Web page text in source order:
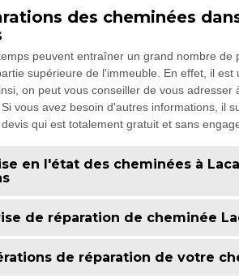
des cheminées
peuvent entraîner un grand nombre
supérieure de l'immeuble. En effet, il
on peut vous conseiller de vous
vous avez besoin d'autres informations, il
qui est totalement gratuit et sans
en l'état des cheminées à
de réparation de cheminée
de réparation de votre